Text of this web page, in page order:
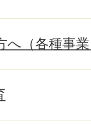
へ（各種事